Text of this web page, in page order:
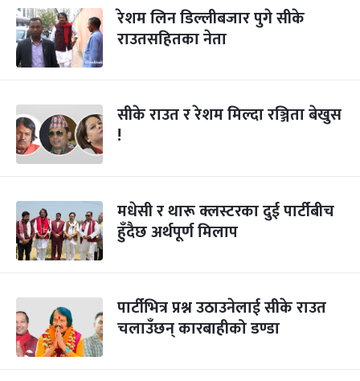
रेशम लिन डिल्लीबजार पुगे सीके
राउतसहितका नेता
सीके राउत र रेशम मिल्दा रञ्जिता बेखुस
!
मधेसी र थारू क्लस्टरका दुई पार्टीबीच
हुँदैछ अर्थपूर्ण मिलाप
पार्टीभित्र प्रश्न उठाउनेलाई सीके राउत
चलाउँछन् कारबाहीको डण्डा